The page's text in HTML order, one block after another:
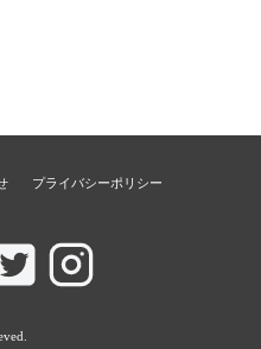
プライバシーポリシー